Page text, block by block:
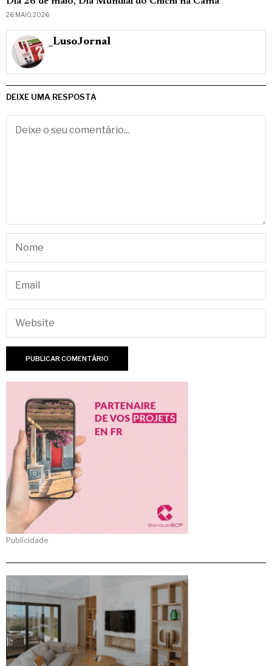
26 MAIO, 2026
_LusoJornal
DEIXE UMA RESPOSTA
Publicidade